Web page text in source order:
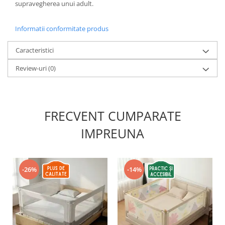
supravegherea unui adult.
Informatii conformitate produs
Caracteristici
Review-uri(0)
FRECVENT CUMPARATE
IMPREUNA
-26% -14%